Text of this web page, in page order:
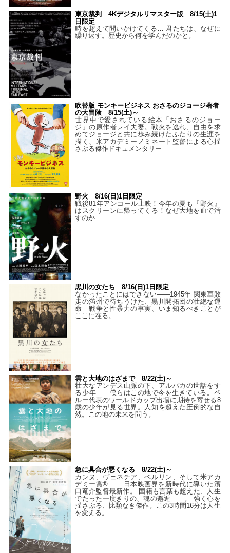
東京裁判 4Kデジタルリマスター版 8/15(土)1
日限定
時を超えて問いかけてくる… 君たちは、なぜに
繰り返す。歴史から何を学んだのかと。
吹替版 モンキービジネス おさるのジョージ著者
の大冒険 8/15(土)～
世界中で愛されている絵本「おさるのジョー
ジ」の原作者レイ夫妻。戦火を逃れ、自由を求
めてジョージと共に歩み続けたふたりの生涯を
描く、米アカデミーノミネート監督による心揺
さぶる傑作ドキュメンタリー
野火 8/16(日)1日限定
戦後81年アンコール上映！今年の夏も『野火』
はスクリーンに帰ってくる！なぜ大地を血で汚
すのか
黒川の女たち 8/16(日)1日限定
なかったことにはできない——1945年 関東軍敗
走の満州で待ちうけた、黒川開拓団の壮絶な運
命―戦争と性暴力の事実、いま知るべきことが
ここに在る。
雲と大地のはざまで 8/22(土)～
壮大なアンデス山脈の下、アルパカの世話をす
る少年――僕らはこの地で今を生きている。ペ
ルー代表のワールドカップ出場に期待を寄せる8
歳の少年が見る世界。人知を超えた圧倒的な自
然。この地の未来を問う。
急に具合が悪くなる 8/22(土)～
カンヌ、ヴェネチア、ベルリン、そして米アカ
デミー賞®…… 日本映画界を新時代に導いた濱
口竜介監督最新作。 国籍も言葉も超えた、人生
でたった一度きりの、魂の邂逅――。 強く心を
揺さぶる、比類なき傑作。この3時間16分は人生
を変える。